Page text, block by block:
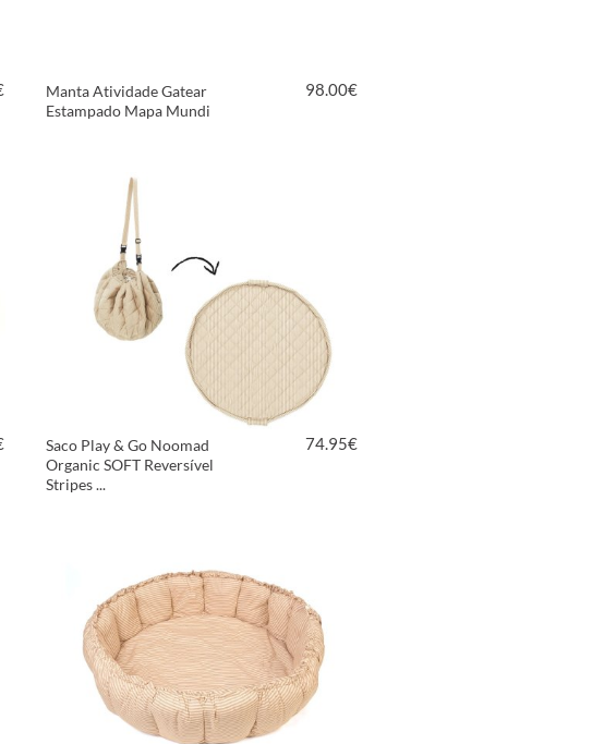
Manta Atividade Gatear
Estampado Mapa Mundi
98.00€
Saco Play & Go Noomad
Organic SOFT Reversível
Stripes ...
74.95€